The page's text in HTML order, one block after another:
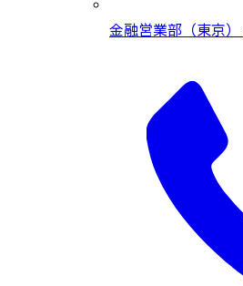
金融営業部（東京